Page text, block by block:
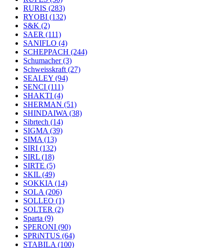
RURIS (283)
RYOBI (132)
S&K (2)
SAER (111)
SANIFLO (4)
SCHEPPACH (244)
Schumacher(3)
Schweisskraft (27)
SEALEY (94)
SENCI (111)
SHAKTI (4)
SHERMAN (51)
SHINDAIWA (38)
Sibrtech (14)
SIGMA (39)
SIMA (13)
SIRI (132)
SIRL (18)
SIRTE (5)
SKIL (49)
SOKKIA (14)
SOLA (206)
SOLLEO (1)
SOLTER (2)
Sparta (9)
SPERONI (90)
SPRiNTUS (64)
STABILA (100)